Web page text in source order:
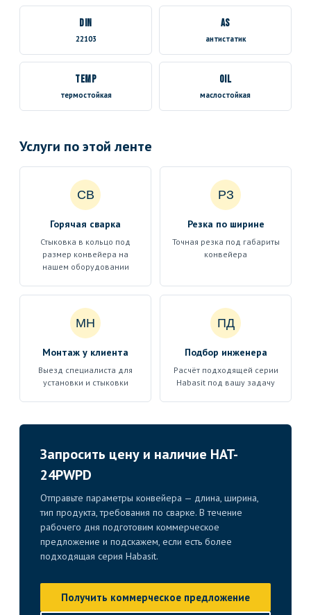
DIN
22103
AS
антистатик
TEMP
термостойкая
OIL
маслостойкая
Услуги по этой ленте
СВ
Горячая сварка
Стыковка в кольцо под
размер конвейера на
нашем оборудовании
РЗ
Резка по ширине
Точная резка под габариты
конвейера
МН
Монтаж у клиента
Выезд специалиста для
установки и стыковки
ПД
Подбор инженера
Расчёт подходящей серии
Habasit под вашу задачу
Запросить цену и наличие HAT-
24PWPD
Отправьте параметры конвейера — длина, ширина,
тип продукта, требования по сварке. В течение
рабочего дня подготовим коммерческое
предложение и подскажем, если есть более
подходящая серия Habasit.
Получить коммерческое предложение